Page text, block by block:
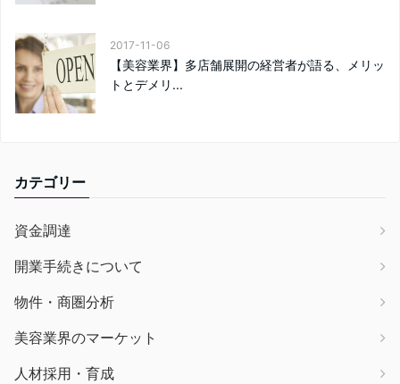
2017-11-06
【美容業界】多店舗展開の経営者が語る、メリッ
トとデメリ...
カテゴリー
資金調達
開業手続きについて
物件・商圏分析
美容業界のマーケット
人材採用・育成